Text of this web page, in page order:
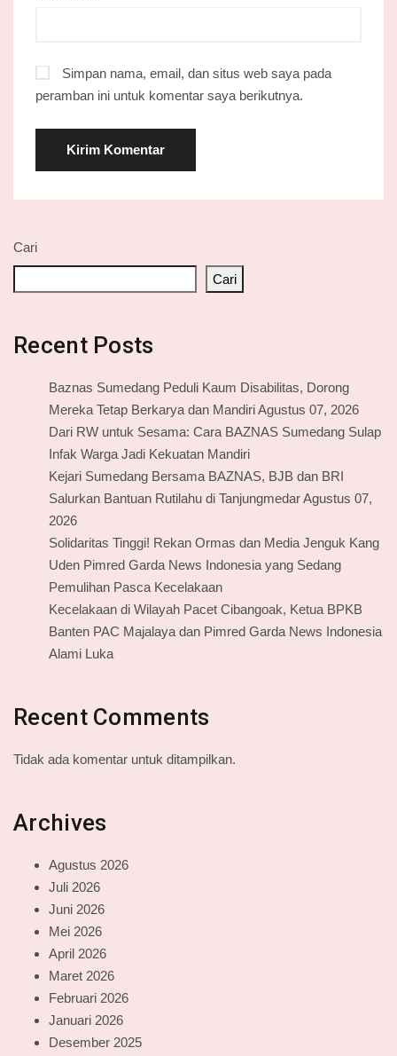
Simpan nama, email, dan situs web saya pada
peramban ini untuk komentar saya berikutnya.
Cari
Cari
Recent Posts
Baznas Sumedang Peduli Kaum Disabilitas, Dorong
Mereka Tetap Berkarya dan Mandiri Agustus 07, 2026
Dari RW untuk Sesama: Cara BAZNAS Sumedang Sulap
Infak Warga Jadi Kekuatan Mandiri
Kejari Sumedang Bersama BAZNAS, BJB dan BRI
Salurkan Bantuan Rutilahu di Tanjungmedar Agustus 07,
2026
Solidaritas Tinggi! Rekan Ormas dan Media Jenguk Kang
Uden Pimred Garda News Indonesia yang Sedang
Pemulihan Pasca Kecelakaan
Kecelakaan di Wilayah Pacet Cibangoak, Ketua BPKB
Banten PAC Majalaya dan Pimred Garda News Indonesia
Alami Luka
Recent Comments
Tidak ada komentar untuk ditampilkan.
Archives
Agustus 2026
Juli 2026
Juni 2026
Mei 2026
April 2026
Maret 2026
Februari 2026
Januari 2026
Desember 2025